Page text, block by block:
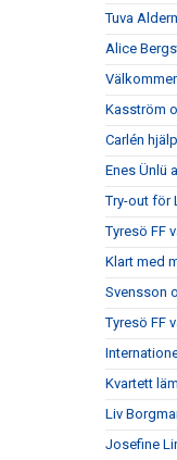
Tuva
Alice
Kasström
Carlén
Enes Ünlü
Try-out för
Tyresö FF
Klart med
Svensson
Tyresö FF
Kvartett
Liv
Josefine